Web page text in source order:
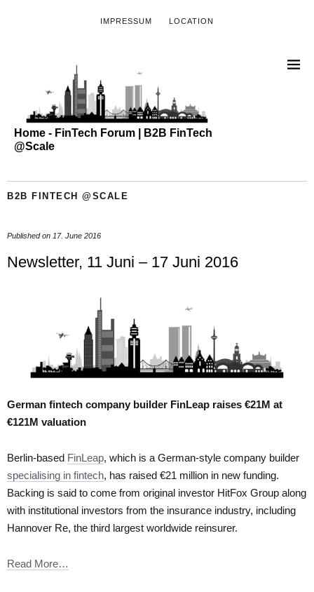
IMPRESSUM LOCATION
Home - FinTech Forum | B2B FinTech
@Scale
B2B FINTECH @SCALE
Published on 17. June 2016
Newsletter, 11 Juni – 17 Juni 2016
German fintech company builder FinLeap raises €21M at
€121M valuation
Berlin-based FinLeap, which is a German-style company builder
specialising in fintech, has raised €21 million in new funding.
Backing is said to come from original investor HitFox Group along
with institutional investors from the insurance industry, including
Hannover Re, the third largest worldwide reinsurer.
Read More…